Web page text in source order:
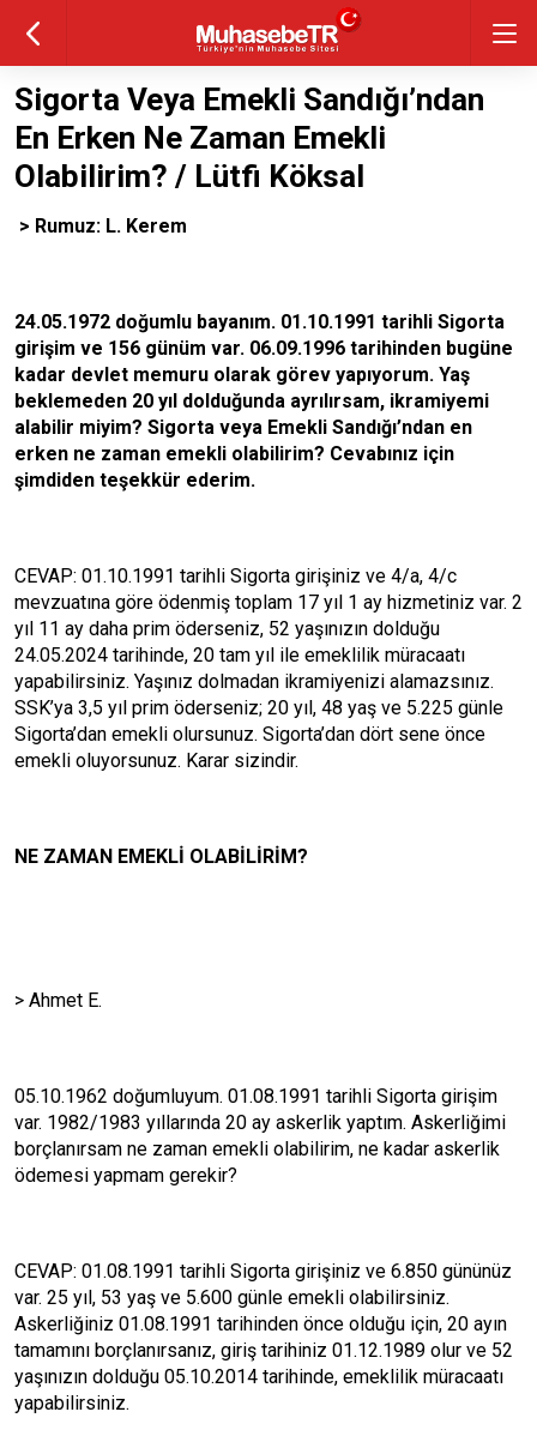
Sigorta Veya Emekli Sandığı’ndan
En Erken Ne Zaman Emekli
Olabilirim? / Lütfi Köksal
> Rumuz: L. Kerem
24.05.1972 doğumlu bayanım. 01.10.1991 tarihli Sigorta
girişim ve 156 günüm var. 06.09.1996 tarihinden bugüne
kadar devlet memuru olarak görev yapıyorum. Yaş
beklemeden 20 yıl dolduğunda ayrılırsam, ikramiyemi
alabilir miyim? Sigorta veya Emekli Sandığı’ndan en
erken ne zaman emekli olabilirim? Cevabınız için
şimdiden teşekkür ederim.
CEVAP: 01.10.1991 tarihli Sigorta girişiniz ve 4/a, 4/c
mevzuatına göre ödenmiş toplam 17 yıl 1 ay hizmetiniz var. 2
yıl 11 ay daha prim öderseniz, 52 yaşınızın dolduğu
24.05.2024 tarihinde, 20 tam yıl ile emeklilik müracaatı
yapabilirsiniz. Yaşınız dolmadan ikramiyenizi alamazsınız.
SSK’ya 3,5 yıl prim öderseniz; 20 yıl, 48 yaş ve 5.225 günle
Sigorta’dan emekli olursunuz. Sigorta’dan dört sene önce
emekli oluyorsunuz. Karar sizindir.
NE ZAMAN EMEKLİ OLABİLİRİM?
> Ahmet E.
05.10.1962 doğumluyum. 01.08.1991 tarihli Sigorta girişim
var. 1982/1983 yıllarında 20 ay askerlik yaptım. Askerliğimi
borçlanırsam ne zaman emekli olabilirim, ne kadar askerlik
ödemesi yapmam gerekir?
CEVAP: 01.08.1991 tarihli Sigorta girişiniz ve 6.850 gününüz
var. 25 yıl, 53 yaş ve 5.600 günle emekli olabilirsiniz.
Askerliğiniz 01.08.1991 tarihinden önce olduğu için, 20 ayın
tamamını borçlanırsanız, giriş tarihiniz 01.12.1989 olur ve 52
yaşınızın dolduğu 05.10.2014 tarihinde, emeklilik müracaatı
yapabilirsiniz.